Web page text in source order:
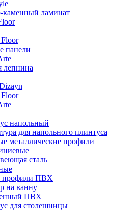
каменный ламинат
панели
лепнина
напольный
для напольного плинтуса
металлические профили
сталь
профили ПВХ
на ванну
ПВХ
для столешницы